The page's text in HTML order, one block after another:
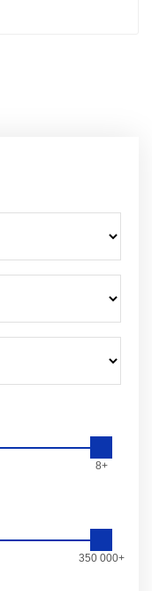
8+
350 000+